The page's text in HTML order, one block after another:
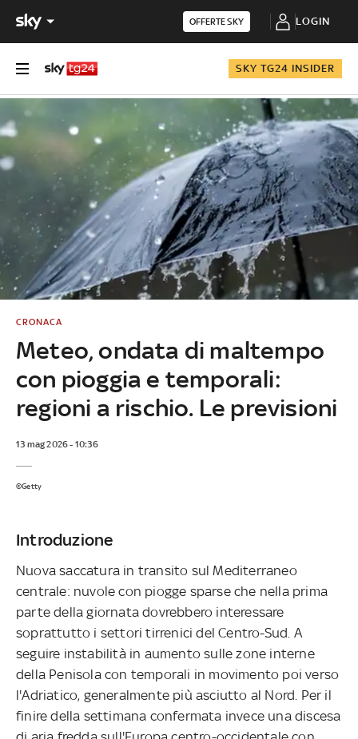
OFFERTE SKY LOGIN
SKY TG24 INSIDER
Meteo, ondata di maltempo
con pioggia e temporali:
regioni a rischio. Le previsioni
CRONACA
13 mag 2026 - 10:36
©Getty
Introduzione
Nuova saccatura in transito sul Mediterraneo
centrale: nuvole con piogge sparse che nella prima
parte della giornata dovrebbero interessare
soprattutto i settori tirrenici del Centro-Sud. A
seguire instabilità in aumento sulle zone interne
della Penisola con temporali in movimento poi verso
l'Adriatico, generalmente più asciutto al Nord. Per il
finire della settimana confermata invece una discesa